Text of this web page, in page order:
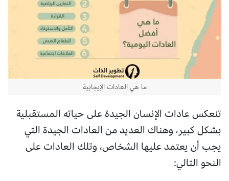
ما هي العادات الإيجابية
تنعكس عادات الإنسان الجيدة على حياته المستقبلية
بشكل كبير، وهناك العديد من العادات الجيدة التي
يجب أن يعتمد عليها الشخاص، وتلك العادات على
النحو التالي: